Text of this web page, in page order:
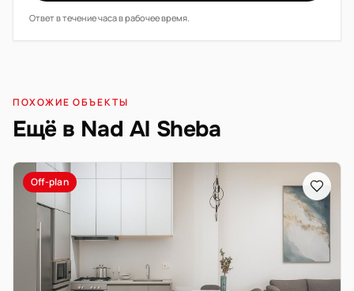
Ответ в течение часа в рабочее время.
ПОХОЖИЕ ОБЪЕКТЫ
Ещё в Nad Al Sheba
Off-plan